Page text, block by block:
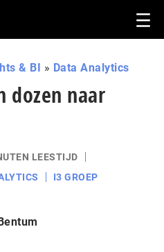
& BI » Data Analytics
dozen naar
LEESTIJD
I3 GROEP